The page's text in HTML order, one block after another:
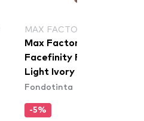
MAX FACTOR
Max Factor fondotinta -
Facefinity Foundation -
Light Ivory
Fondotinta
-5%